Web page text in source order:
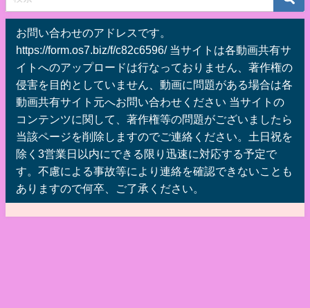
お問い合わせのアドレスです。
https://form.os7.biz/f/c82c6596/ 当サイトは各動画共有サ
イトへのアップロードは行なっておりません、著作権の
侵害を目的としていません、動画に問題がある場合は各
動画共有サイト元へお問い合わせください 当サイトの
コンテンツに関して、著作権等の問題がございましたら
当該ページを削除しますのでご連絡ください。土日祝を
除く3営業日以内にできる限り迅速に対応する予定で
す。不慮による事故等により連絡を確認できないことも
ありますので何卒、ご了承ください。